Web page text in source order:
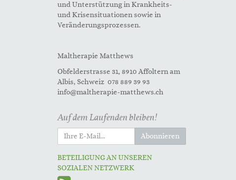
und Unterstützung in Krankheits-
und Krisensituationen sowie in
Veränderungsprozessen.
Maltherapie Matthews
Obfelderstrasse 31, 8910 Affoltern am
Albis, Schweiz 078 889 39 93
info@maltherapie-matthews.ch
Auf dem Laufenden bleiben!
Abonnieren
BETEILIGUNG AN UNSEREN
SOZIALEN NETZWERK